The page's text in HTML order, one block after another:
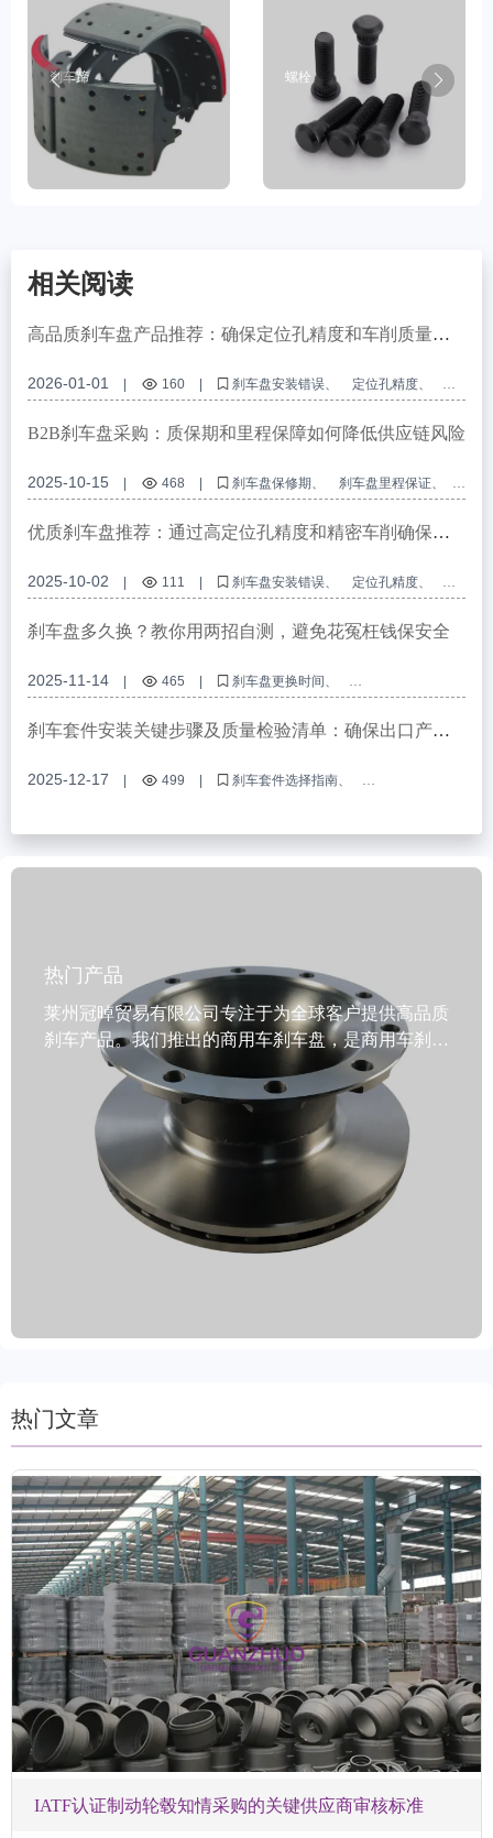
刹车蹄 螺栓
相关阅读
高品质刹车盘产品推荐：确保定位孔精度和车削质量，
2026-01-01 160 刹车盘安装错误
定位孔精度
车削加工
商用车刹车盘 刹车盘安装技巧
B2B刹车盘采购：质保期和里程保障如何降低供应链风险
2025-10-15 468 刹车盘保修期
刹车盘里程保证
乘用车制动盘选择指南
B2B刹车盘采购 刹车盘防锈处理
优质刹车盘推荐：通过高定位孔精度和精密车削确保卓
2025-10-02 111 刹车盘安装错误
定位孔精度
精密车削加工
刹车盘平整度 商用车刹车盘
刹车盘多久换？教你用两招自测，避免花冤枉钱保安全
2025-11-14 465
刹车盘更换时间
刹车盘磨损自测
刹车盘厚度测量
家用车刹车盘检查
游标卡尺刹车盘检测
刹车套件安装关键步骤及质量检验清单：确保出口产品
2025-12-17 499
刹车套件选择指南
热门产品
莱州冠晫贸易有限公司专注于为全球客户提供高品质
刹车产品。我们推出的商用车刹车盘，是商用车刹车
的优质之选。这款刹车盘专为商用车设计，经过严格
的动态平衡检测，精准的定位孔确保安装无误。采用
先进的防锈处理技术，使其持久耐用，能适应各种恶
劣环境。产品覆盖99%的汽车车型，满足全球市场需
求。产地为中国山东，经过车削、磨削等精细机械加
工，颜色多样可供选择。材质选用灰铁、GG20等高
质材料，获得了IATF TS16949、R90 E-mark等国际认
证。包装运输方式多样，还提供油浸、涂层等防锈方
热门文章
IATF认证制动轮毂知情采购的关键供应商审核标准